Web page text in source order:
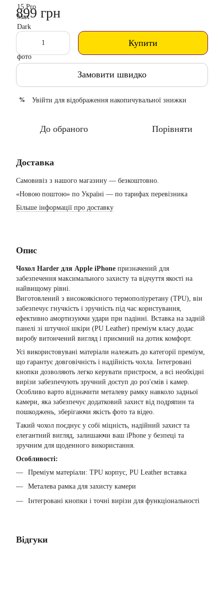
899 грн
Купити
Замовити швидко
% Увійти для відображення накопичувальної знижки
До обраного Порівняти
Доставка
Самовивіз з нашого магазину — безкоштовно.
«Новою поштою» по Україні — по тарифах перевізника
Більше інформації про доставку
Опис
Чохол Harder для Apple iPhone призначений для
забезпечення максимального захисту та відчуття якості на
найвищому рівні.
Виготовлений з високоякісного термополіуретану (TPU), він
забезпечує гнучкість і зручність під час користування,
ефективно амортизуючи удари при падінні. Вставка на задній
панелі зі штучної шкіри (PU Leather) преміум класу додає
виробу витончений вигляд і приємний на дотик комфорт.
Усі використовувані матеріали належать до категорії преміум,
що гарантує довговічність і надійність чохла. Інтегровані
кнопки дозволяють легко керувати пристроєм, а всі необхідні
вирізи забезпечують зручний доступ до роз'ємів і камер.
Особливо варто відзначити металеву рамку навколо задньої
камери, яка забезпечує додатковий захист від подряпин та
пошкоджень, зберігаючи якість фото та відео.
Такий чохол поєднує у собі міцність, надійний захист та
елегантний вигляд, залишаючи ваш iPhone у безпеці та
зручним для щоденного використання.
Особливості:
Преміум матеріали: TPU корпус, PU Leather вставка
Металева рамка для захисту камери
Інтегровані кнопки і точні вирізи для функціональності
Відгуки